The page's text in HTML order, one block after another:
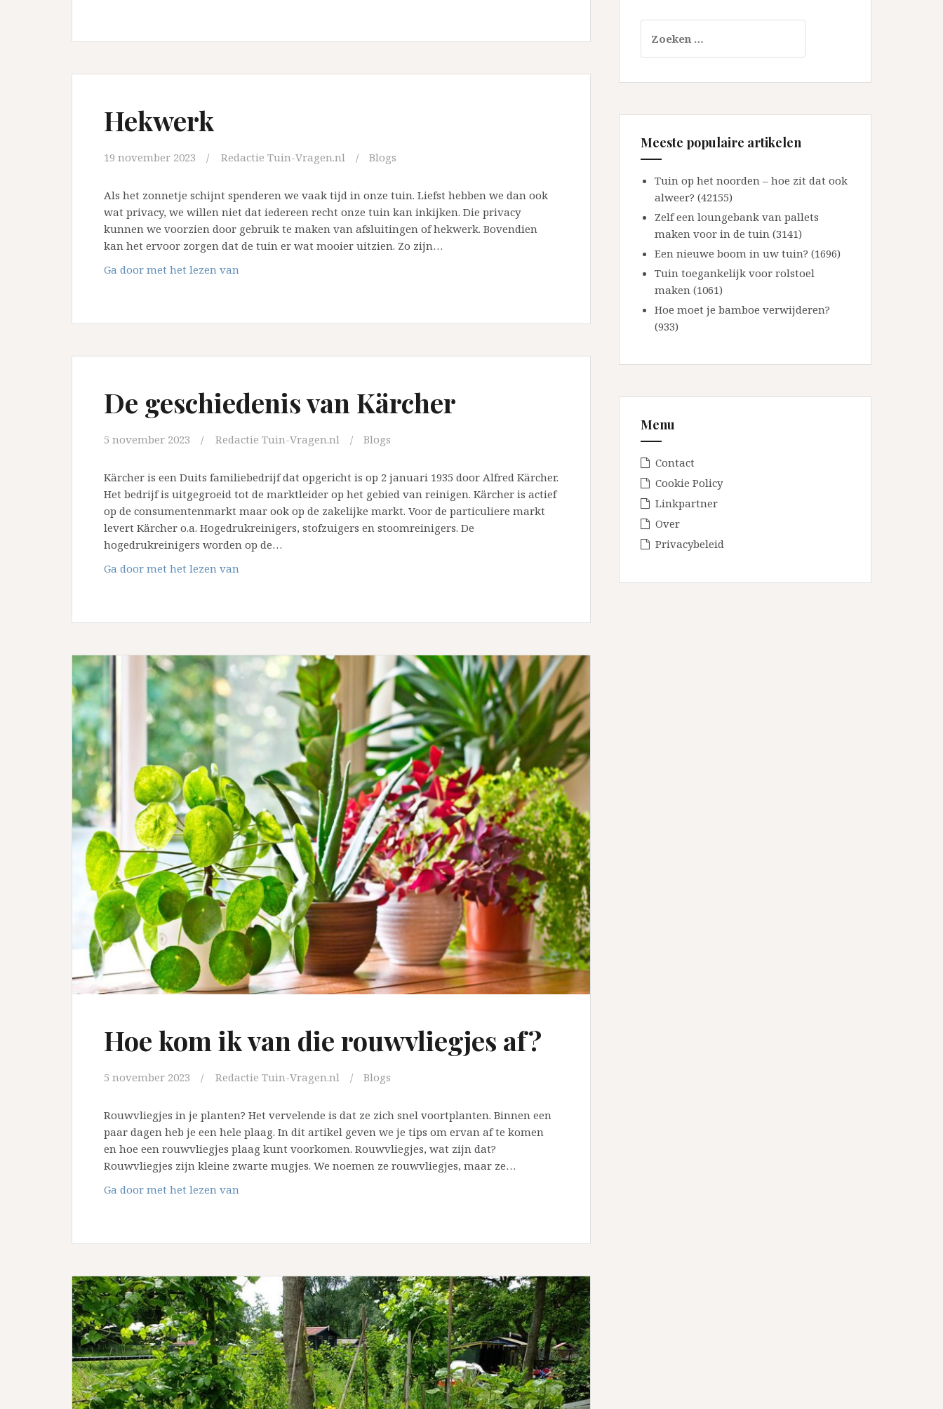
Hekwerk
19 november 2023 Redactie Tuin-Vragen.nl Blogs
Als het zonnetje schijnt spenderen we vaak tijd in onze tuin. Liefst hebben we dan ook
wat privacy, we willen niet dat iedereen recht onze tuin kan inkijken. Die privacy
kunnen we voorzien door gebruik te maken van afsluitingen of hekwerk. Bovendien
kan het ervoor zorgen dat de tuin er wat mooier uitzien. Zo zijn…
Ga door met het lezen van
De geschiedenis van Kärcher
5 november 2023 Redactie Tuin-Vragen.nl Blogs
Kärcher is een Duits familiebedrijf dat opgericht is op 2 januari 1935 door Alfred Kärcher.
Het bedrijf is uitgegroeid tot de marktleider op het gebied van reinigen. Kärcher is actief
op de consumentenmarkt maar ook op de zakelijke markt. Voor de particuliere markt
levert Kärcher o.a. Hogedrukreinigers, stofzuigers en stoomreinigers. De
hogedrukreinigers worden op de…
Ga door met het lezen van
Hoe kom ik van die rouwvliegjes af?
5 november 2023 Redactie Tuin-Vragen.nl Blogs
Rouwvliegjes in je planten? Het vervelende is dat ze zich snel voortplanten. Binnen een
paar dagen heb je een hele plaag. In dit artikel geven we je tips om ervan af te komen
en hoe een rouwvliegjes plaag kunt voorkomen. Rouwvliegjes, wat zijn dat?
Rouwvliegjes zijn kleine zwarte mugjes. We noemen ze rouwvliegjes, maar ze…
Ga door met het lezen van
af?
naar:
Meeste populaire artikelen
Tuin op het noorden – hoe zit dat ook
alweer? (42155)
Zelf een loungebank van pallets
maken voor in de tuin (3141)
Een nieuwe boom in uw tuin? (1696)
Tuin toegankelijk voor rolstoel
maken (1061)
Hoe moet je bamboe verwijderen?
(933)
Menu
Contact
Cookie Policy
Linkpartner
Over
Privacybeleid